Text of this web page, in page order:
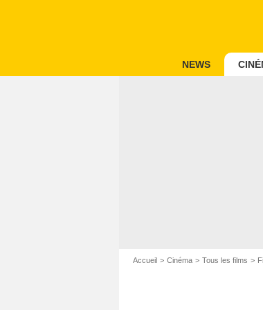
NEWS
Accueil Cinéma Tous les films